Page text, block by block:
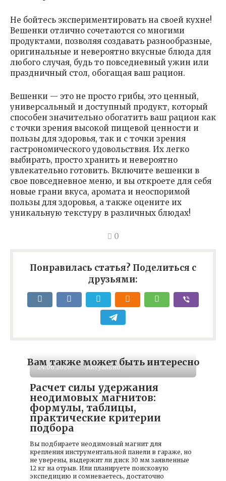
Не бойтесь экспериментировать на своей кухне!
Вешенки отлично сочетаются со многими
продуктами, позволяя создавать разнообразные,
оригинальные и невероятно вкусные блюда для
любого случая, будь то повседневный ужин или
праздничный стол, обогащая ваш рацион.
Вешенки — это не просто грибы, это ценный,
универсальный и доступный продукт, который
способен значительно обогатить ваш рацион как
с точки зрения высокой пищевой ценности и
пользы для здоровья, так и с точки зрения
гастрономического удовольствия. Их легко
выбирать, просто хранить и невероятно
увлекательно готовить. Включите вешенки в
свое повседневное меню, и вы откроете для себя
новые грани вкуса, аромата и неоспоримой
пользы для здоровья, а также оцените их
уникальную текстуру в различных блюдах!
0
Понравилась статья? Поделиться с
друзьями:
Вам также может быть интересно
24.06.2026 Актуально
Расчет силы удержания
неодимовых магнитов:
формулы, таблицы,
практические критерии
подбора
Вы подбираете неодимовый магнит для
крепления инструментальной панели в гараже, но
не уверены, выдержит ли диск 30 мм заявленные
12 кг на отрыв. Или планируете поисковую
экспедицию и сомневаетесь, достаточно